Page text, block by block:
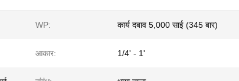
WP: कार्य दबाव 5,000 साई (345 बार)
आकार: 1/4' - 1'